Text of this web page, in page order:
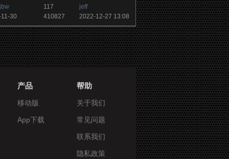
30
117
410827
jeff
2022-12-27 13:08
产品
移动版
App下载
帮助
关于我们
常见问题
联系我们
隐私政策